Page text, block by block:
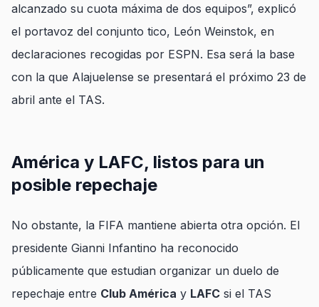
alcanzado su cuota máxima de dos equipos”, explicó
el portavoz del conjunto tico, León Weinstok, en
declaraciones recogidas por ESPN. Esa será la base
con la que Alajuelense se presentará el próximo 23 de
abril ante el TAS.
América y LAFC, listos para un
posible repechaje
No obstante, la FIFA mantiene abierta otra opción. El
presidente Gianni Infantino ha reconocido
públicamente que estudian organizar un duelo de
repechaje entre Club América y LAFC si el TAS